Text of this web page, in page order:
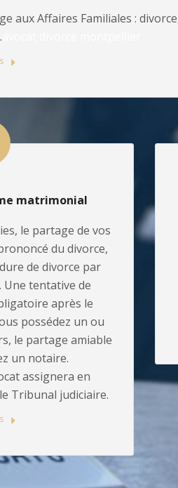
aux Affaires Familiales :
matrimonial
le partage de vos
du divorce,
de divorce par
tentative de
après le
possédez un ou
le partage amiable
un notaire.
assignera en
Tribunal judiciaire.